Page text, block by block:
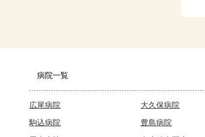
病院一覧
広尾病院 大久保病院
駒込病院 豊島病院